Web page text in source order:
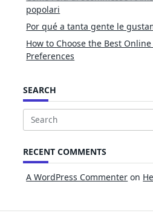
popolari
Por qué a tanta gente le
How to Choose the Best
Preferences
SEARCH
Search
RECENT COMMENTS
A WordPress Commenter on